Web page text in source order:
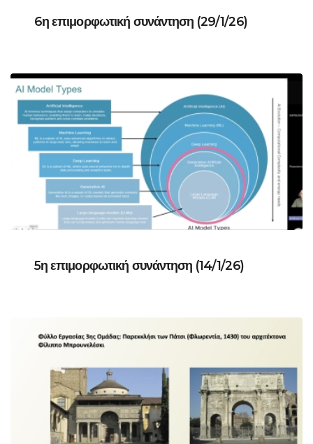
6η επιμορφωτική συνάντηση (29/1/26)
5η επιμορφωτική συνάντηση (14/1/26)